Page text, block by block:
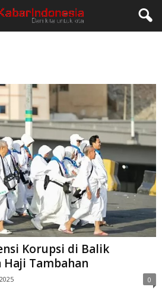
Korupsi di Balik
Tambahan
0